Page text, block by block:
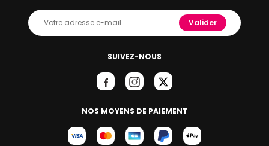
SUIVEZ-NOUS
NOS MOYENS DE PAIEMENT
Valider